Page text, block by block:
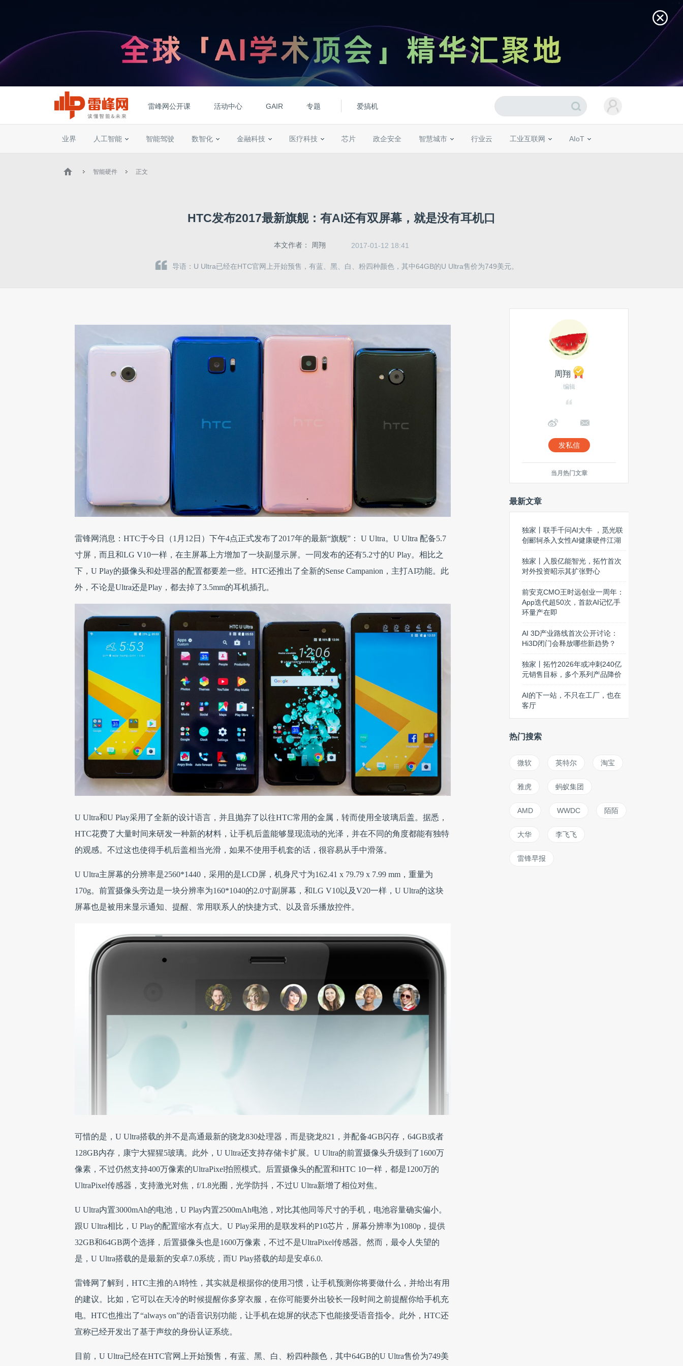
雷峰网公开课 活动中心 GAIR 专题 爱搞机
业界 人工智能 智能驾驶 数智化 金融科技 医疗科技 芯片 政企安全 智慧城市 行业云 工业互联网 AIoT
智能硬件 正文
HTC发布2017最新旗舰：有AI还有双屏幕，就是没有耳机口
本文作者： 周翔 2017-01-12 18:41
导语：U Ultra已经在HTC官网上开始预售，有蓝、黑、白、粉四种颜色，其中64GB的U Ultra售价为749美元。
雷锋网消息：HTC于今日（1月12日）下午4点正式发布了2017年的最新“旗舰”： U Ultra。U Ultra 配备5.7
寸屏，而且和LG V10一样，在主屏幕上方增加了一块副显示屏。一同发布的还有5.2寸的U Play。相比之
下，U Play的摄像头和处理器的配置都要差一些。HTC还推出了全新的Sense Campanion，主打AI功能。此
外，不论是Ultra还是Play，都去掉了3.5mm的耳机插孔。
U Ultra和U Play采用了全新的设计语言，并且抛弃了以往HTC常用的金属，转而使用全玻璃后盖。据悉，
HTC花费了大量时间来研发一种新的材料，让手机后盖能够显现流动的光泽，并在不同的角度都能有独特
的观感。不过这也使得手机后盖相当光滑，如果不使用手机套的话，很容易从手中滑落。
U Ultra主屏幕的分辨率是2560*1440，采用的是LCD屏，机身尺寸为162.41 x 79.79 x 7.99 mm，重量为
170g。前置摄像头旁边是一块分辨率为160*1040的2.0寸副屏幕，和LG V10以及V20一样，U Ultra的这块
屏幕也是被用来显示通知、提醒、常用联系人的快捷方式、以及音乐播放控件。
可惜的是，U Ultra搭载的并不是高通最新的骁龙830处理器，而是骁龙821，并配备4GB闪存，64GB或者
128GB内存，康宁大猩猩5玻璃。此外，U Ultra还支持存储卡扩展。U Ultra的前置摄像头升级到了1600万
像素，不过仍然支持400万像素的UltraPixel拍照模式。后置摄像头的配置和HTC 10一样，都是1200万的
UltraPixel传感器，支持激光对焦，f/1.8光圈，光学防抖，不过U Ultra新增了相位对焦。
U Ultra内置3000mAh的电池，U Play内置2500mAh电池，对比其他同等尺寸的手机，电池容量确实偏小。
跟U Ultra相比，U Play的配置缩水有点大。U Play采用的是联发科的P10芯片，屏幕分辨率为1080p，提供
32GB和64GB两个选择，后置摄像头也是1600万像素，不过不是UltraPixel传感器。然而，最令人失望的
是，U Ultra搭载的是最新的安卓7.0系统，而U Play搭载的却是安卓6.0.
雷锋网了解到，HTC主推的AI特性，其实就是根据你的使用习惯，让手机预测你将要做什么，并给出有用
的建议。比如，它可以在天冷的时候提醒你多穿衣服，在你可能要外出较长一段时间之前提醒你给手机充
电。HTC也推出了“always on”的语音识别功能，让手机在熄屏的状态下也能接受语音指令。此外，HTC还
宣称已经开发出了基于声纹的身份认证系统。
目前，U Ultra已经在HTC官网上开始预售，有蓝、黑、白、粉四种颜色，其中64GB的U Ultra售价为749美
周翔
编辑
发私信
当月热门文章
最新文章
独家丨联手千问AI大牛 ，觅光联
创郦轲杀入女性AI健康硬件江湖
独家丨入股亿能智光，拓竹首次
对外投资昭示其扩张野心
前安克CMO王时远创业一周年：
App迭代超50次，首款AI记忆手
环量产在即
AI 3D产业路线首次公开讨论：
Hi3D闭门会释放哪些新趋势？
独家丨拓竹2026年或冲刺240亿
元销售目标，多个系列产品降价
AI的下一站，不只在工厂，也在
客厅
热门搜索
微软 英特尔 淘宝
雅虎 蚂蚁集团
AMD WWDC 陌陌
大华 李飞飞
雷锋早报